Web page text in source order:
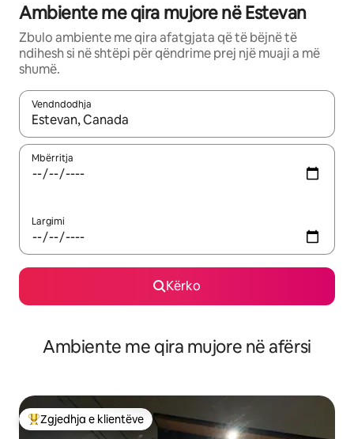
Ambiente me qira mujore në Estevan
Zbulo ambiente me qira afatgjata që të bëjnë të
ndihesh si në shtëpi për qëndrime prej një muaji a më
shumë.
Vendndodhja
Kur rezultatet të jenë të disponueshme, lëviz me butonat e
Mbërritja
Largimi
Kërko
Ambiente me qira mujore në afërsi
Më të mirat e zgjedhjeve të klientëve
Zgjedhja e klientëve